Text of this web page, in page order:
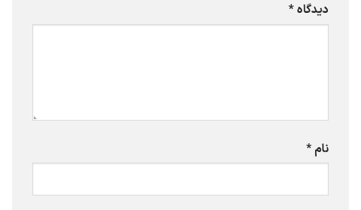
دیدگاه*
نام*